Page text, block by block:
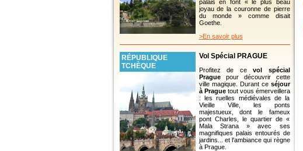
palais en font « le plus beau
joyau de la couronne de pierre
du monde » comme disait
Goethe.
>En savoir plus
RÉPUBLIQUE
TCHÈQUE
Vol Spécial PRAGUE
Profitez de ce vol spécial
Prague pour découvrir cette
ville magique. Durant ce séjour
à Prague tout vous émerveillera
: les ruelles médiévales de la
Vieille Ville, les ponts
majestueux, dont le fameux
pont Charles, le quartier de «
Mala Strana » avec ses
magnifiques palais entourés de
jardins... et l'ambiance qui règne
à Prague.